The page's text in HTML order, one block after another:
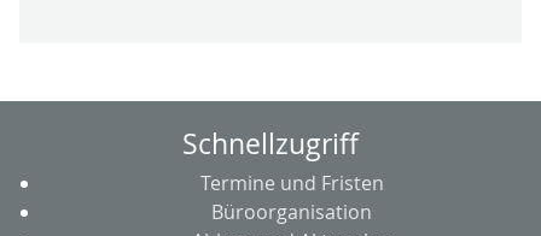
Schnellzugriff
Termine und Fristen
Büroorganisation